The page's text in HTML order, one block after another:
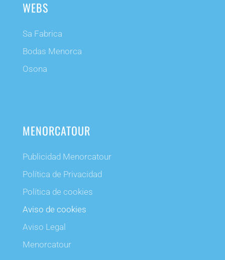
WEBS
Sa Fabrica
Bodas Menorca
Osona
MENORCATOUR
Publicidad Menorcatour
Política de Privacidad
Política de cookies
Aviso de cookies
Aviso Legal
Menorcatour